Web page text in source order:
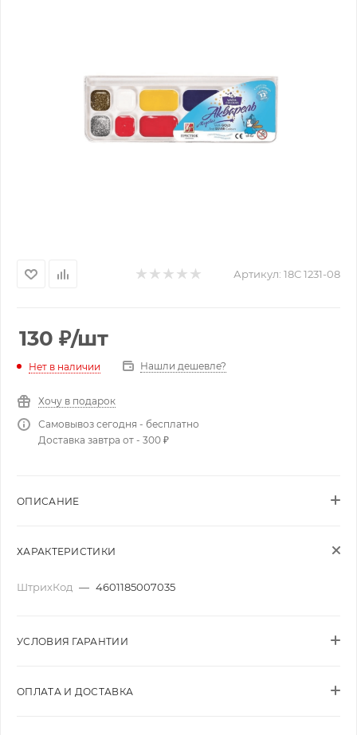
Артикул: 18С 1231-08
130 ₽/шт
Нет в наличии Нашли дешевле?
Хочу в подарок
Самовывоз сегодня - бесплатно
Доставка завтра от - 300 ₽
ОПИСАНИЕ
ХАРАКТЕРИСТИКИ
ШтрихКод — 4601185007035
УСЛОВИЯ ГАРАНТИИ
ОПЛАТА И ДОСТАВКА